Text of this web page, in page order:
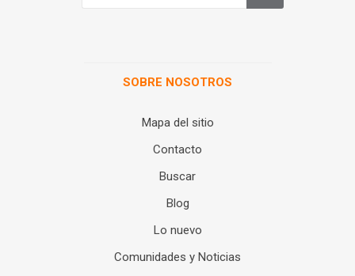
SOBRE NOSOTROS
Mapa del sitio
Contacto
Buscar
Blog
Lo nuevo
Comunidades y Noticias